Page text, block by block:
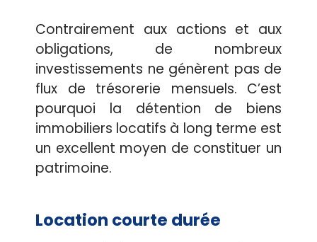
Contrairement aux actions et aux
obligations, de nombreux
investissements ne génèrent pas de
flux de trésorerie mensuels. C’est
pourquoi la détention de biens
immobiliers locatifs à long terme est
un excellent moyen de constituer un
patrimoine.
Location courte durée